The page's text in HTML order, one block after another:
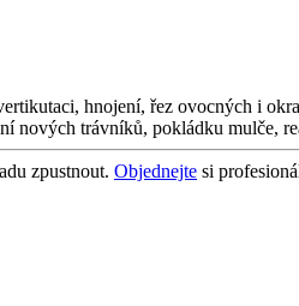
hnojení, řez ovocných i
nových trávníků, pokládku mulče,
zpustnout. Objednejte si